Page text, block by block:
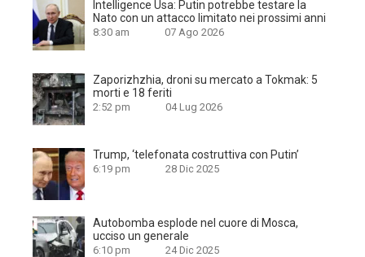
Intelligence Usa: Putin potrebbe testare la
Nato con un attacco limitato nei prossimi anni
8:30 am 07 Ago 2026
Zaporizhzhia, droni su mercato a Tokmak: 5
morti e 18 feriti
2:52 pm 04 Lug 2026
Trump, ‘telefonata costruttiva con Putin’
6:19 pm 28 Dic 2025
Autobomba esplode nel cuore di Mosca,
ucciso un generale
6:10 pm 24 Dic 2025